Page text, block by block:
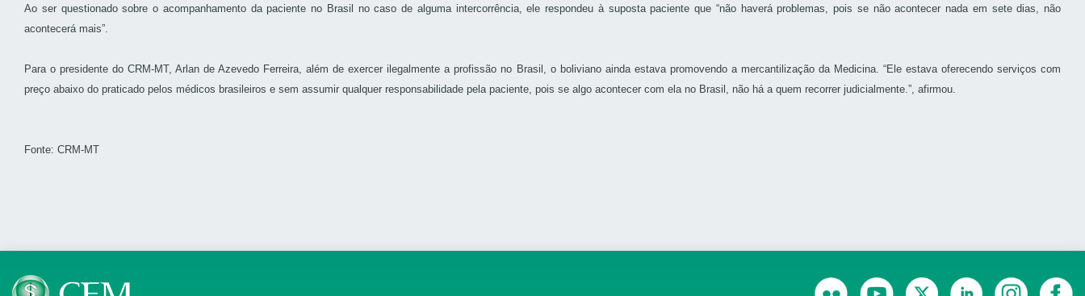
Ao ser questionado sobre o acompanhamento da paciente no Brasil no caso de alguma intercorrência, ele respondeu à suposta paciente que “não haverá problemas, pois se não acontecer nada em sete dias, não
acontecerá mais”.
Para o presidente do CRM-MT, Arlan de Azevedo Ferreira, além de exercer ilegalmente a profissão no Brasil, o boliviano ainda estava promovendo a mercantilização da Medicina. “Ele estava oferecendo serviços com
preço abaixo do praticado pelos médicos brasileiros e sem assumir qualquer responsabilidade pela paciente, pois se algo acontecer com ela no Brasil, não há a quem recorrer judicialmente.”, afirmou.
Fonte: CRM-MT